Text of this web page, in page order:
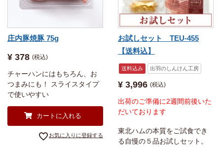
庄内豚焼豚 75g
¥ 378 税込
チャーハンにはもちろん、お
つまみにも！ スライスタイプ
で使いやすい
カートに入れる
お気に入りに登録する
お試しセット TEU-455
【送料込】
送料込み 出羽のしんけん工房
¥ 3,996 税込
出荷のご準備に2週間前後いた
だいております
東北ハムの本質をご試食でき
る自慢の５品お試しセット。